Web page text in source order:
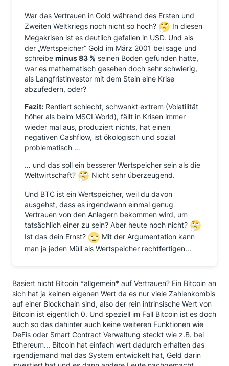
War das Vertrauen in Gold während des Ersten und
Zweiten Weltkriegs noch nicht so hoch?
In diesen
Megakrisen ist es deutlich gefallen in USD. Und als
der „Wertspeicher“ Gold im März 2001 bei sage und
schreibe minus 83 % seinen Boden gefunden hatte,
war es mathematisch gesehen doch sehr schwierig,
als Langfristinvestor mit dem Stein eine Krise
abzufedern, oder?
Fazit: Rentiert schlecht, schwankt extrem (Volatilität
höher als beim MSCI World), fällt in Krisen immer
wieder mal aus, produziert nichts, hat einen
negativen Cashflow, ist ökologisch und sozial
problematisch …
… und das soll ein besserer Wertspeicher sein als die
Weltwirtschaft?
Nicht sehr überzeugend.
Und BTC ist ein Wertspeicher, weil du davon
ausgehst, dass es irgendwann einmal genug
Vertrauen von den Anlegern bekommen wird, um
tatsächlich einer zu sein? Aber heute noch nicht?
Ist das dein Ernst?
Mit der Argumentation kann
man ja jeden Müll als Wertspeicher rechtfertigen...
Basiert nicht Bitcoin *allgemein* auf Vertrauen? Ein Bitcoin an
sich hat ja keinen eigenen Wert da es nur viele Zahlenkombis
auf einer Blockchain sind, also der rein intrinsische Wert von
Bitcoin ist eigentlich 0. Und speziell im Fall Bitcoin ist es doch
auch so das dahinter auch keine weiteren Funktionen wie
DeFis oder Smart Contract Verwaltung steckt wie z.B. bei
Ethereum... Bitcoin hat einfach wert dadurch erhalten das
irgendjemand mal das System entwickelt hat, Geld darin